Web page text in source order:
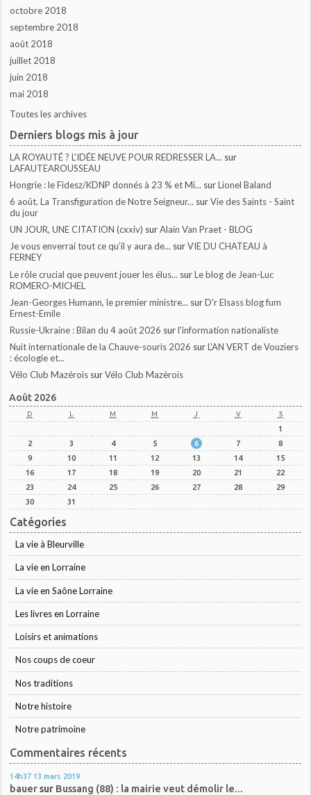
octobre 2018
septembre 2018
août 2018
juillet 2018
juin 2018
mai 2018
Toutes les archives
Derniers blogs mis à jour
LA ROYAUTÉ ? L'IDÉE NEUVE POUR REDRESSER LA... sur
LAFAUTEAROUSSEAU
Hongrie : le Fidesz/KDNP donnés à 23 % et Mi... surLionel Baland
6 août. La Transfiguration de Notre Seigneur... surVie des Saints - Saint
du jour
UN JOUR, UNE CITATION (cxxiv) surAlain Van Praet - BLOG
Je vous enverrai tout ce qu’il y aura de... surVIE DU CHATEAU à
FERNEY
Le rôle crucial que peuvent jouer les élus... surLe blog de Jean-Luc
ROMERO-MICHEL
Jean-Georges Humann, le premier ministre... surD'r Elsass blog fum
Ernest-Emile
Russie-Ukraine : Bilan du 4 août 2026 surl'information nationaliste
Nuit internationale de la Chauve-souris 2026 surL'AN VERT de Vouziers
: écologie et...
Vélo Club Mazérois surVélo Club Mazèrois
Août 2026
D L M M J V S
1
2
3 4 5 6 7
8
9
10 11 12 13 14
15
16
17 18 19 20 21
22
23
24 25 26 27 28
29
30
31
Catégories
La vie à Bleurville
La vie en Lorraine
La vie en Saône Lorraine
Les livres en Lorraine
Loisirs et animations
Nos coups de coeur
Nos traditions
Notre histoire
Notre patrimoine
Commentaires récents
14h37 13 mars 2019
bauersur Bussang (88) : la mairie veut démolir le...